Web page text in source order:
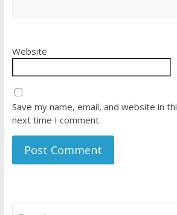
Website
Save my name, email, and website in
next time I comment.